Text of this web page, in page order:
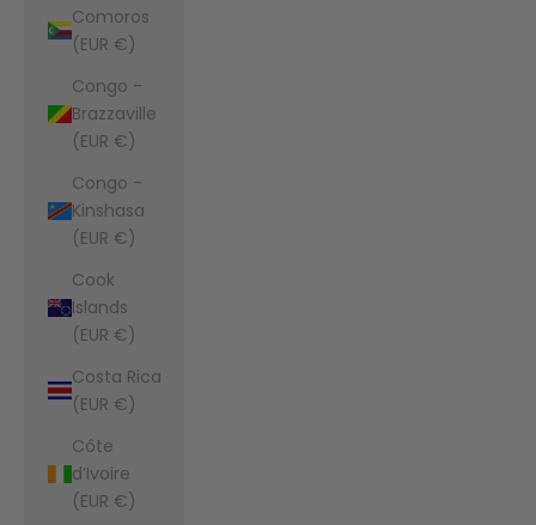
Comoros
(EUR €)
Congo -
Brazzaville
(EUR €)
Congo -
Kinshasa
(EUR €)
Cook
Islands
(EUR €)
Costa Rica
(EUR €)
Côte
d’Ivoire
(EUR €)